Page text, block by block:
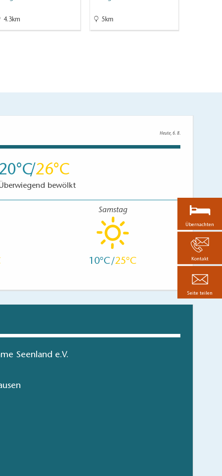
4.3km 5km
Heute, 6. 8.
26
bewölkt
Samstag
10 25
- Brandenburg-Karte
Seenland e.V.
Übernachten
Kontakt
Seite teilen